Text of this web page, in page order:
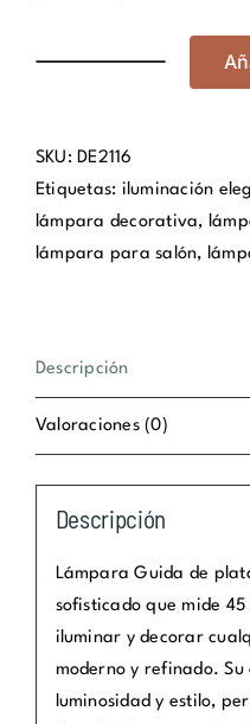
SKU: DE2116
Etiquetas: iluminación
lámpara decorativa,
lámpara para salón,
Descripción
Valoraciones (0)
Descripción
Lámpara Guida de
sofisticado que mide
iluminar y decorar
moderno y refinado.
luminosidad y estilo,